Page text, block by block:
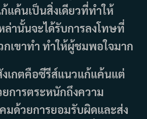
แค้นเป็นสิ่งเดียวที่ทำให้
ล่านั้นจะได้รับการลงโทษที่
เขาทำ ทำให้ผู้ชมพอใจมาก
เกตคือซีรีส์แนวแก้แค้นแต่
การตระหนักถึงความ
มด้วยการยอมรับผิดและส่ง